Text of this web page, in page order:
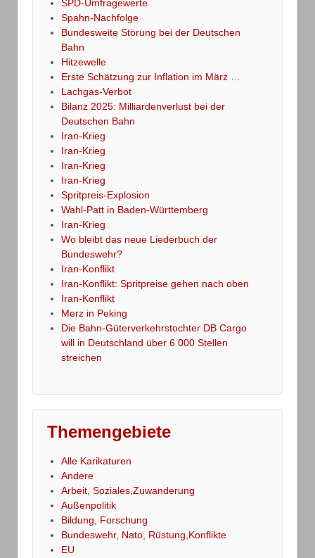
SPD-Umfragewerte
Spahn-Nachfolge
Bundesweite Störung bei der Deutschen
Bahn
Hitzewelle
Erste Schätzung zur Inflation im März …
Lachgas-Verbot
Bilanz 2025: Milliardenverlust bei der
Deutschen Bahn
Iran-Krieg
Iran-Krieg
Iran-Krieg
Iran-Krieg
Spritpreis-Explosion
Wahl-Patt in Baden-Württemberg
Iran-Krieg
Wo bleibt das neue Liederbuch der
Bundeswehr?
Iran-Konflikt
Iran-Konflikt: Spritpreise gehen nach oben
Iran-Konflikt
Merz in Peking
Die Bahn-Güterverkehrstochter DB Cargo
will in Deutschland über 6 000 Stellen
streichen
Themengebiete
Alle Karikaturen
Andere
Arbeit, Soziales,Zuwanderung
Außenpolitik
Bildung, Forschung
Bundeswehr, Nato, Rüstung,Konflikte
EU